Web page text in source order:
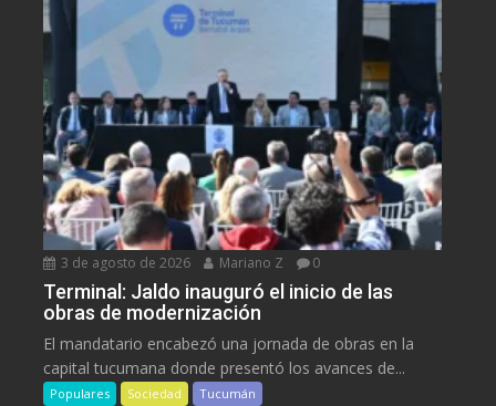
3 de agosto de 2026 Mariano Z 0
Terminal: Jaldo inauguró el inicio de las
obras de modernización
El mandatario encabezó una jornada de obras en la
capital tucumana donde presentó los avances de...
Populares Sociedad Tucumán